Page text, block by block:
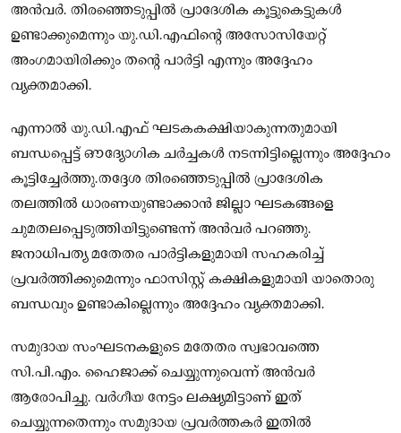
അൻവർ. തിരഞ്ഞെടുപ്പിൽ പ്രാദേശിക കൂട്ടുകെട്ടുകൾ
ഉണ്ടാക്കുമെന്നും യു.ഡി.എഫിന്റെ അസോസിയേറ്റ്
അംഗമായിരിക്കും തൻ്റെ പാർട്ടി എന്നും അദ്ദേഹം
വ്യക്തമാക്കി.
എന്നാൽ യു.ഡി.എഫ് ഘടകകക്ഷിയാകുന്നതുമായി
ബന്ധപ്പെട്ട് ഔദ്യോഗിക ചർച്ചകൾ നടന്നിട്ടില്ലെന്നും അദ്ദേഹം
കൂട്ടിച്ചേർത്തു.തദ്ദേശ തിരഞ്ഞെടുപ്പിൽ പ്രാദേശിക
തലത്തിൽ ധാരണയുണ്ടാക്കാൻ ജില്ലാ ഘടകങ്ങളെ
ചുമതലപ്പെടുത്തിയിട്ടുണ്ടെന്ന് അൻവർ പറഞ്ഞു.
ജനാധിപത്യ മതേതര പാർട്ടികളുമായി സഹകരിച്ച്
പ്രവർത്തിക്കുമെന്നും ഫാസിസ്റ്റ് കക്ഷികളുമായി യാതൊരു
ബന്ധവും ഉണ്ടാകില്ലെന്നും അദ്ദേഹം വ്യക്തമാക്കി.
സമുദായ സംഘടനകളുടെ മതേതര സ്വഭാവത്തെ
സി.പി.എം. ഹൈജാക്ക് ചെയ്യുന്നുവെന്ന് അൻവർ
ആരോപിച്ചു. വർഗീയ നേട്ടം ലക്ഷ്യമിട്ടാണ് ഇത്
ചെയ്യുന്നതെന്നും സമുദായ പ്രവർത്തകർ ഇതിൽ